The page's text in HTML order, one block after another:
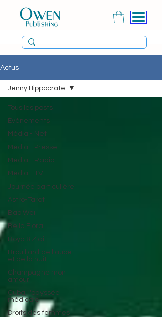
Actus
Tous les posts
Évènements
Média - Net
Média - Presse
Média - Radio
Média - TV
Journée particulière
Astro-Tarot
Bao Wei
Bella Flora
Boya & Ziqi
Brouillard de l'aube
et de la nuit
Champagne mon
amour
Cuba, l'odyssée
médicale
Droits des femmes
Jenny Hippocrate